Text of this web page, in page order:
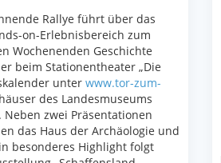
Rallye führt über das
on-Erlebnisbereich zum
Wochenenden Geschichte
beim Stationentheater „Die
unterwww.tor-zum-
des Landesmuseums
zwei Präsentationen
das Haus der Archäologie und
besonderes Highlight folgt